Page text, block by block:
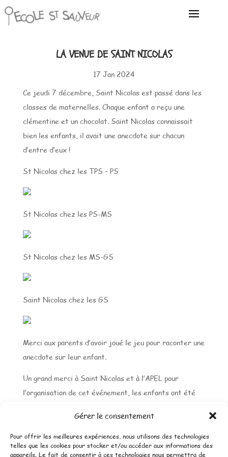
Gérer le consentement
Pour offrir les meilleures expériences, nous utilisons des technologies
telles que les cookies pour stocker et/ou accéder aux informations des
appareils. Le fait de consentir à ces technologies nous permettra de
LA VENUE DE SAINT NICOLAS
17 Jan 2024
Ce jeudi 7 décembre, Saint Nicolas est passé dans les
classes de maternelles. Chaque enfant a reçu une
clémentine et un chocolat. Saint Nicolas connaissait
bien les enfants, il avait une anecdote sur chacun
d’entre d’eux !
St Nicolas chez les TPS – PS
St Nicolas chez les PS-MS
St Nicolas chez les MS-GS
Saint Nicolas chez les GS
Merci aux parents d’avoir joué le jeu pour raconter une
anecdote sur leur enfant.
Un grand merci à Saint Nicolas et à l’APEL pour
l’organisation de cet événement, les enfants ont été
← Visite de l'exposition "Au bout de mes rêves"